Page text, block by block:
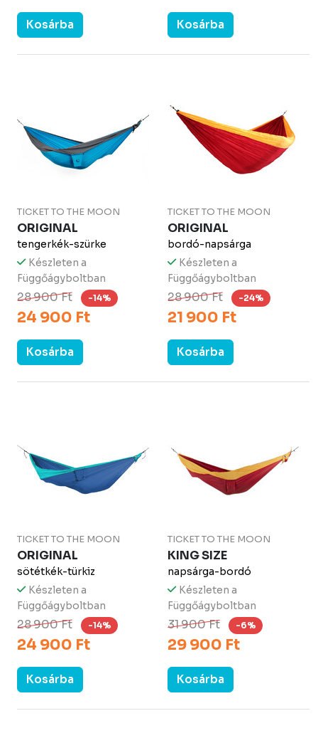
Kosárba Kosárba
TICKET TO THE MOON
ORIGINAL
tengerkék-szürke
Készleten a
Függőágyboltban
28 900 Ft -14%
24 900 Ft
Kosárba
TICKET TO THE MOON
ORIGINAL
bordó-napsárga
Készleten a
Függőágyboltban
28 900 Ft -24%
21 900 Ft
Kosárba
TICKET TO THE MOON
ORIGINAL
sötétkék-türkiz
Készleten a
Függőágyboltban
28 900 Ft -14%
24 900 Ft
Kosárba
TICKET TO THE MOON
KING SIZE
napsárga-bordó
Készleten a
Függőágyboltban
31 900 Ft -6%
29 900 Ft
Kosárba